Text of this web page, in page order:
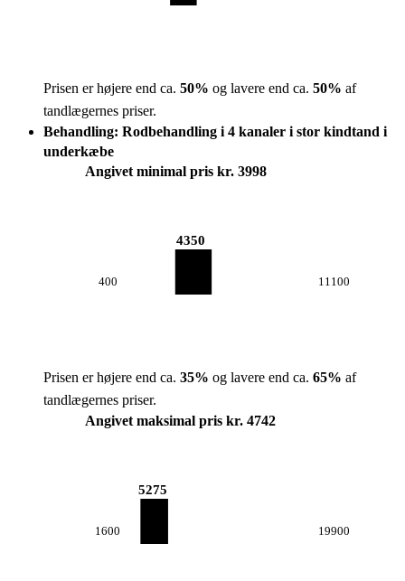
Prisen er højere end ca. 50% og lavere end ca. 50% af
tandlægernes priser.
Behandling: Rodbehandling i 4 kanaler i stor kindtand i
underkæbe
Angivet minimal pris kr. 3998
400
4350
11100
Prisen er højere end ca. 35% og lavere end ca. 65% af
tandlægernes priser.
Angivet maksimal pris kr. 4742
1600
5275
19900